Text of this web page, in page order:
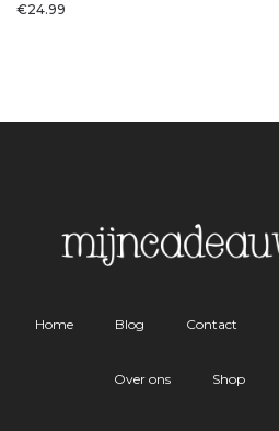
€24.99
Home Blog Contact
Over ons Shop